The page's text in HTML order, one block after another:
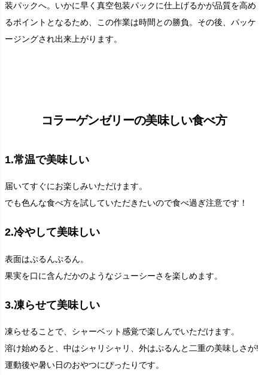
装パックへ。いかに早く真空包装パックに仕上げるかが品質を高め
るポイントとなるため、この作業は時間との勝負。その後、パッケ
ージングされ出来上がります。
コラーゲンゼリーの美味しい食べ方
1.常温で美味しい
届いてすぐにお楽しみいただけます。
でも色んな食べ方を試していただきたいので食べ過ぎ注意です！
2.冷やして美味しい
表面はぷるんぷるん。
果実を口に含んだかのようなジューシーさを楽しめます。
3.凍らせて美味しい
凍らせることで、シャーベット感覚で楽しんでいただけます。
溶け始めると、中はシャリシャリ、外はぷるんと二重の美味しさが!
運動後や暑い日のおやつにぴったりです。